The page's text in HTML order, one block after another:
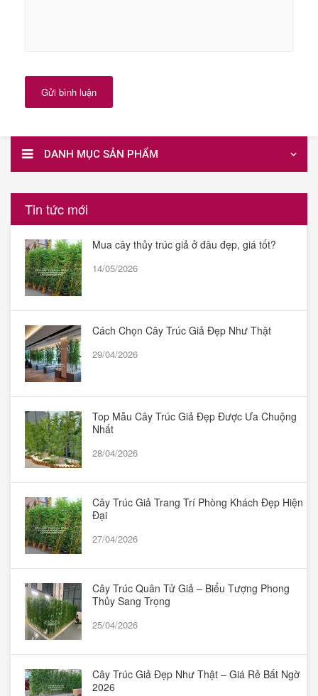
Gửi bình luận
DANH MỤC SẢN PHẨM
Tin tức mới
Mua cây thủy trúc giả ở đâu đẹp, giá tốt?
14/05/2026
Cách Chọn Cây Trúc Giả Đẹp Như Thật
29/04/2026
Top Mẫu Cây Trúc Giả Đẹp Được Ưa Chuộng
Nhất
28/04/2026
Cây Trúc Giả Trang Trí Phòng Khách Đẹp Hiện
Đại
27/04/2026
Cây Trúc Quân Tử Giả – Biểu Tượng Phong
Thủy Sang Trọng
25/04/2026
Cây Trúc Giả Đẹp Như Thật – Giá Rẻ Bất Ngờ
2026